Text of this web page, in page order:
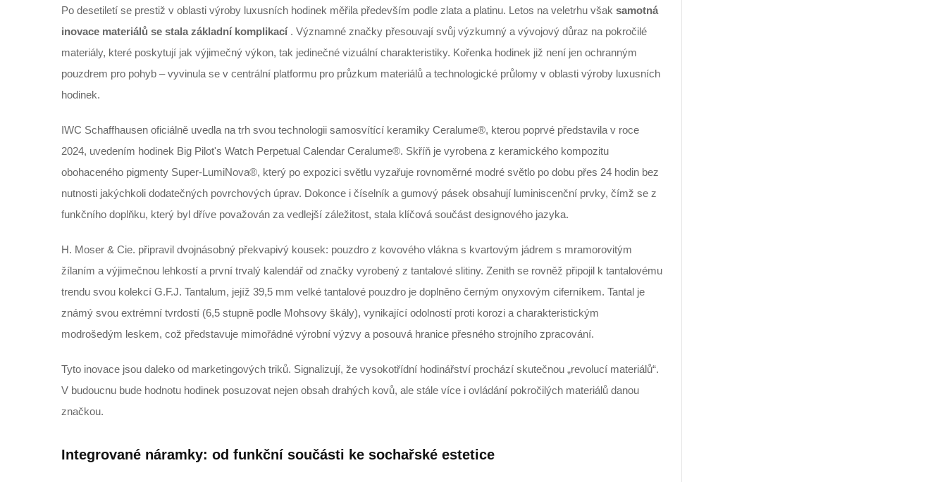
Po desetiletí se prestiž v oblasti výroby luxusních hodinek měřila především podle zlata a platinu. Letos na veletrhu však samotná
inovace materiálů se stala základní komplikací . Významné značky přesouvají svůj výzkumný a vývojový důraz na pokročilé
materiály, které poskytují jak výjimečný výkon, tak jedinečné vizuální charakteristiky. Kořenka hodinek již není jen ochranným
pouzdrem pro pohyb – vyvinula se v centrální platformu pro průzkum materiálů a technologické průlomy v oblasti výroby luxusních
hodinek.
IWC Schaffhausen oficiálně uvedla na trh svou technologii samosvítící keramiky Ceralume®, kterou poprvé představila v roce
2024, uvedením hodinek Big Pilot's Watch Perpetual Calendar Ceralume®. Skříň je vyrobena z keramického kompozitu
obohaceného pigmenty Super-LumiNova®, který po expozici světlu vyzařuje rovnoměrné modré světlo po dobu přes 24 hodin bez
nutnosti jakýchkoli dodatečných povrchových úprav. Dokonce i číselník a gumový pásek obsahují luminiscenční prvky, čímž se z
funkčního doplňku, který byl dříve považován za vedlejší záležitost, stala klíčová součást designového jazyka.
H. Moser & Cie. připravil dvojnásobný překvapivý kousek: pouzdro z kovového vlákna s kvartovým jádrem s mramorovitým
žílaním a výjimečnou lehkostí a první trvalý kalendář od značky vyrobený z tantalové slitiny. Zenith se rovněž připojil k tantalovému
trendu svou kolekcí G.F.J. Tantalum, jejíž 39,5 mm velké tantalové pouzdro je doplněno černým onyxovým ciferníkem. Tantal je
známý svou extrémní tvrdostí (6,5 stupně podle Mohsovy škály), vynikající odolností proti korozi a charakteristickým
modrošedým leskem, což představuje mimořádné výrobní výzvy a posouvá hranice přesného strojního zpracování.
Tyto inovace jsou daleko od marketingových triků. Signalizují, že vysokotřídní hodinářství prochází skutečnou „revolucí materiálů“.
V budoucnu bude hodnotu hodinek posuzovat nejen obsah drahých kovů, ale stále více i ovládání pokročilých materiálů danou
značkou.
Integrované náramky: od funkční součásti ke sochařské estetice